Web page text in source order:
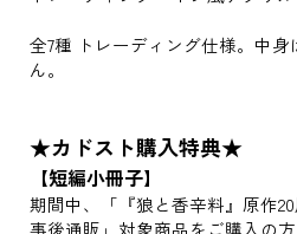
全7種 トレーディング仕様。中
ん。
★カドスト購入特典★
【短編小冊子】
期間中、「『狼と香辛料』原作